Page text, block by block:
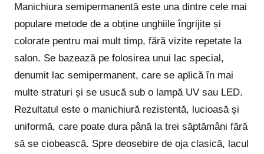
Manichiura semipermanentă este una dintre cele mai
populare metode de a obține unghiile îngrijite și
colorate pentru mai mult timp, fără vizite repetate la
salon. Se bazează pe folosirea unui lac special,
denumit lac semipermanent, care se aplică în mai
multe straturi și se usucă sub o lampă UV sau LED.
Rezultatul este o manichiură rezistentă, lucioasă și
uniformă, care poate dura până la trei săptămâni fără
să se ciobească. Spre deosebire de oja clasică, lacul